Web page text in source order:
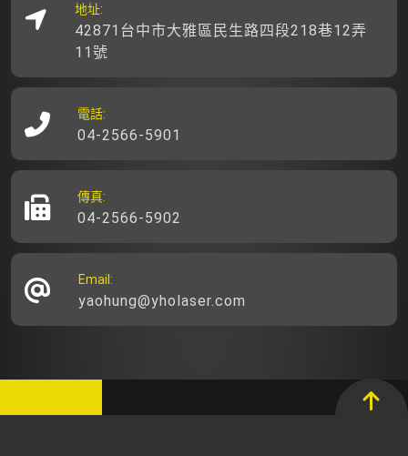
地址:
42871台中市大雅區民生路四段218巷12弄
11號
電話:
04-2566-5901
傳真:
04-2566-5902
Email:
yaohung@yholaser.com